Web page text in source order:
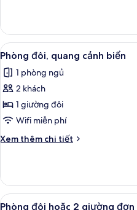
Phòng
đôi
Xem
tất
cả
ảnh
Phòng
đôi,
quang
cảnh
5
Phòng đôi, quang cảnh biển
1 phòng ngủ
2 khách
1 giường đôi
Wifi miễn phí
Xem thêm chi tiết
Chi
Phòng
đôi,
quang
Xem10
Phòng đôi hoặc 2 giường đơn